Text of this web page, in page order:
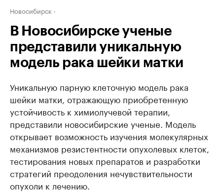
Новосибирск
В Новосибирске ученые
представили уникальную
модель рака шейки матки
Уникальную парную клеточную модель рака
шейки матки, отражающую приобретенную
устойчивость к химиолучевой терапии,
представили новосибирские ученые. Модель
открывает возможность изучения молекулярных
механизмов резистентности опухолевых клеток,
тестирования новых препаратов и разработки
стратегий преодоления нечувствительности
опухоли к лечению.